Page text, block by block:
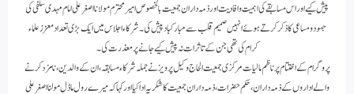
پیش کیے اوراس مسابقے کی اہمیت وافادیت اورذمہ داران جمعیت بالخصوص امیرمحترم مولانااصغرعلی امام مہدی سلفی کی
جہود ومساعی کاذکرکرتے ہوئے انہیں صمیم قلب سے مبارکبادپیش کی۔ شرکاء اجلاس میں ایک بڑی تعدادمعزز علماء
کرام کی تھی جن کے تاثرات نہ پیش کیے جانے پر معذرت کی ۔
پروگرام کے اختتام پر ناظم مالیات مرکزی جمعیت الحاج وکیل پرویز نے جملہ شرکاء مسابقہ، ان کے والدین، نامزد کرنے
والے اداروں کے ذمہ داران، حکم حضرات، ذمہ داران جمعیت کا شکریہ اداکیااورکہاکہ میرے رول ماڈل مولنااصغرعلی